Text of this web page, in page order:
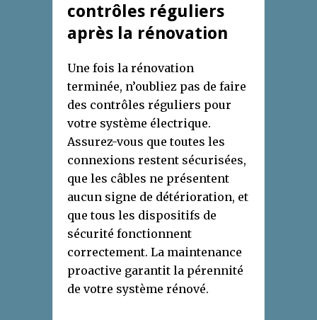
contrôles réguliers
après la rénovation
Une fois la rénovation
terminée, n’oubliez pas de faire
des contrôles réguliers pour
votre système électrique.
Assurez-vous que toutes les
connexions restent sécurisées,
que les câbles ne présentent
aucun signe de détérioration, et
que tous les dispositifs de
sécurité fonctionnent
correctement. La maintenance
proactive garantit la pérennité
de votre système rénové.